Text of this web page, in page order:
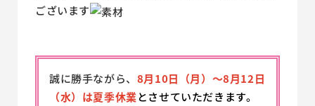
ございます
誠に勝手ながら、 8月10日（月）～8月12日
（水）は夏季休業とさせていただきます。